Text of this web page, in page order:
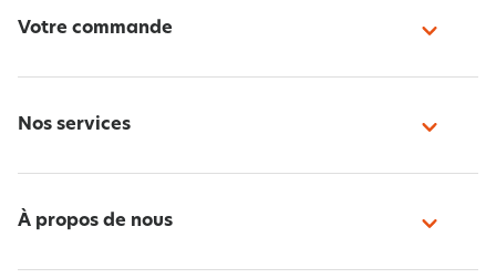
Votre commande
Nos services
À propos de nous